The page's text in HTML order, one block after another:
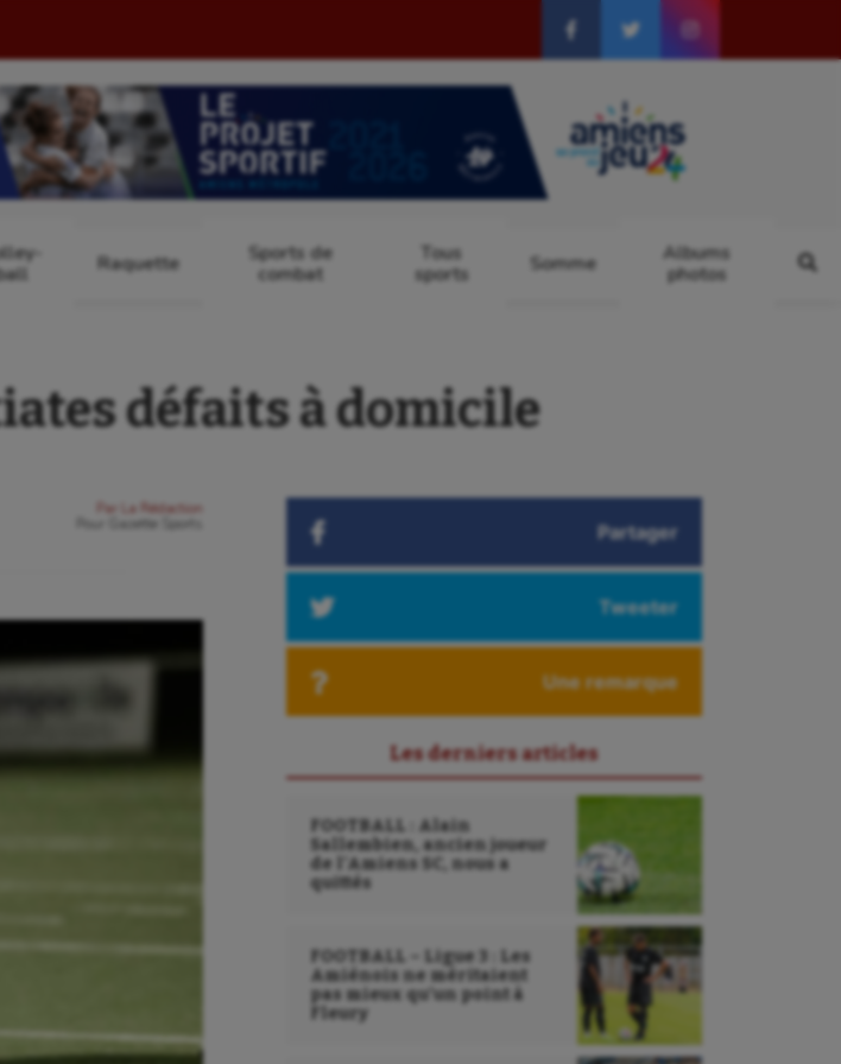
Raquette
Sports de
combat
Tous
sports
Somme
Albums
photos
défaits à domicile
Par
La Rédaction
Gazette Sports Partager
Tweeter
Une remarque
Les derniers articles
FOOTBALL : Alain
Sallembien, ancien joueur
de l’Amiens SC, nous a
quittés
FOOTBALL – Ligue 3 : Les
Amiénois ne méritaient
pas mieux qu’un point à
Fleury